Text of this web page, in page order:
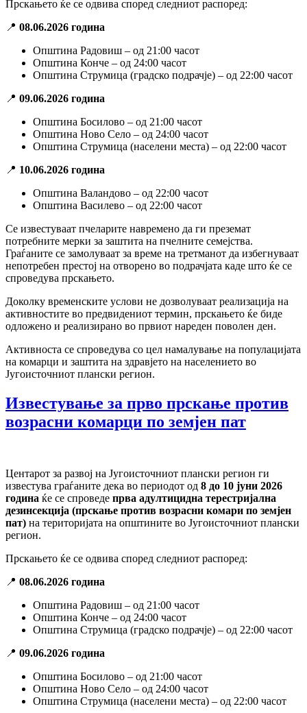
Прскањето ќе се одвива според следниот распоред:
📍 08.06.2026 година
Општина Радовиш – од 21:00 часот
Општина Конче – од 24:00 часот
Општина Струмица (градско подрачје) – од 22:00 часот
📍 09.06.2026 година
Општина Босилово – од 21:00 часот
Општина Ново Село – од 24:00 часот
Општина Струмица (населени места) – од 22:00 часот
📍 10.06.2026 година
Општина Валандово – од 22:00 часот
Општина Василево – од 22:00 часот
Се известуваат пчеларите навремено да ги преземат
потребните мерки за заштита на пчелните семејства.
Граѓаните се замолуваат за време на третманот да избегнуваат
непотребен престој на отворено во подрачјата каде што ќе се
спроведува прскањето.
Доколку временските услови не дозволуваат реализација на
активностите во предвидениот термин, прскањето ќе биде
одложено и реализирано во првиот нареден поволен ден.
Активноста се спроведува со цел намалување на популацијата
на комарци и заштита на здравјето на населението во
Југоисточниот плански регион.
Известување за прво прскање против
возрасни комарци по земјен пат
Центарот за развој на Југоисточниот плански регион ги
известува граѓаните дека во периодот од 8 до 10 јуни 2026
година ќе се спроведе прва адултицидна терестријална
дезинсекција (прскање против возрасни комари по земјен
пат) на територијата на општините во Југоисточниот плански
регион.
Прскањето ќе се одвива според следниот распоред:
📍 08.06.2026 година
Општина Радовиш – од 21:00 часот
Општина Конче – од 24:00 часот
Општина Струмица (градско подрачје) – од 22:00 часот
📍 09.06.2026 година
Општина Босилово – од 21:00 часот
Општина Ново Село – од 24:00 часот
Општина Струмица (населени места) – од 22:00 часот